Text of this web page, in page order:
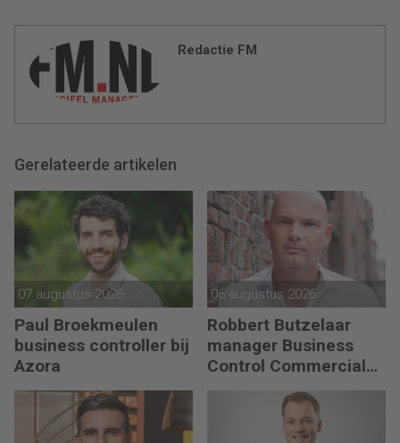
Redactie FM
Gerelateerde artikelen
07 augustus 2026
Paul Broekmeulen
business controller bij
Azora
06 augustus 2026
Robbert Butzelaar
manager Business
Control Commercial
bij PLUS Retail